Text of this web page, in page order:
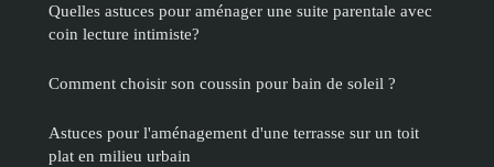
Quelles astuces pour aménager une suite parentale avec
coin lecture intimiste?
Comment choisir son coussin pour bain de soleil ?
Astuces pour l'aménagement d'une terrasse sur un toit
plat en milieu urbain